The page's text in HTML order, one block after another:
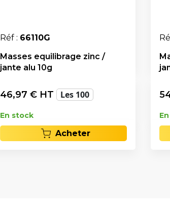
Réf : 66110G
Masses equilibrage zinc /
jante alu 10g
46,97 € HT Les 100
En stock
Acheter